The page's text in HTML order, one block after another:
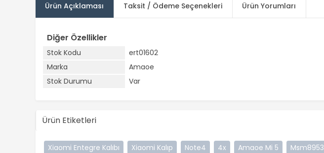
Ürün Açıklaması Taksit / Ödeme Seçenekleri Ürün Yorumları
Diğer Özellikler
Stok Kodu
ert01602
Marka
Amaoe
Stok Durumu
Var
Ürün Etiketleri
Xiaomi Entegre Kalıbı Xiaomi Kalıp Note4 4x Amaoe Mi 5 Msm8953